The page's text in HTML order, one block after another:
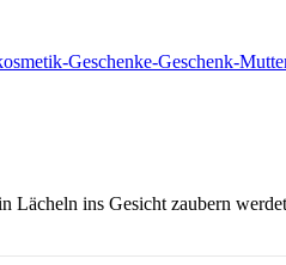
Lächeln ins Gesicht zaubern